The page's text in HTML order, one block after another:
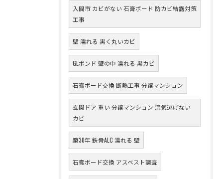
入間市 カビがない 石膏ボード 防カビ結露対策
工事
壁 濡れる 黒く丸いカビ
GLボンド 壁の中 濡れる 黒カビ
石膏ボード交換 断熱工事 分譲マンション
玄関ドア 重い 分譲マンション 湿気逃げない
カビ
築30年 鉄骨ALC 濡れる 壁
石膏ボード交換 アスベスト調査